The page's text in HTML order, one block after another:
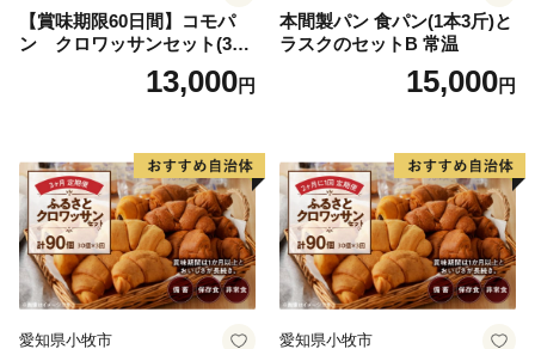
【賞味期限60日間】コモパ
ン クロワッサンセット(30
個入り)／災害用備蓄 保存食
非常食 防災グッズにも
13,000円
本間製パン 食パン(1本3斤)と
ラスクのセットB 常温
15,000円
愛知県小牧市 愛知県小牧市